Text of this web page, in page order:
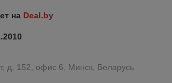
на Deal.by
д. 152, офис 6, Минск, Беларусь